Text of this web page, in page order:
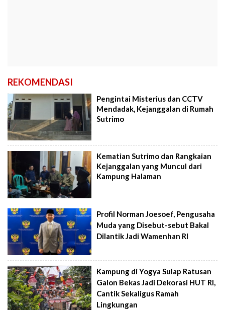
REKOMENDASI
Pengintai Misterius dan CCTV
Mendadak, Kejanggalan di Rumah
Sutrimo
Kematian Sutrimo dan Rangkaian
Kejanggalan yang Muncul dari
Kampung Halaman
Profil Norman Joesoef, Pengusaha
Muda yang Disebut-sebut Bakal
Dilantik Jadi Wamenhan RI
Kampung di Yogya Sulap Ratusan
Galon Bekas Jadi Dekorasi HUT RI,
Cantik Sekaligus Ramah
Lingkungan